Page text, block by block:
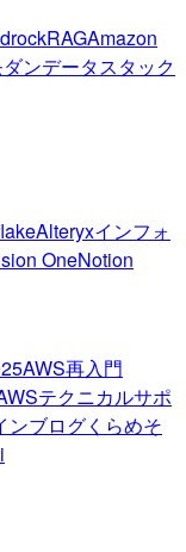
RAGAmazon
ンデータスタック
Alteryxインフォ
OneNotion
AWS再入門
テクニカルサポ
ンブログくらめそ